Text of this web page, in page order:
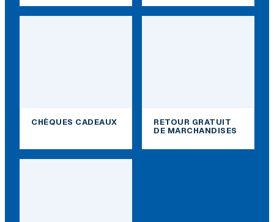
CHÈQUES CADEAUX
RETOUR GRATUIT
DE MARCHANDISES